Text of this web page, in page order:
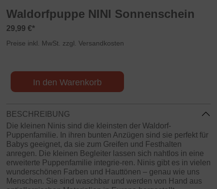
Waldorfpuppe NINI Sonnenschein
29,99 €*
Preise inkl. MwSt. zzgl. Versandkosten
In den Warenkorb
BESCHREIBUNG
Die kleinen Ninis sind die kleinsten der Waldorf-
Puppenfamilie. In ihren bunten Anzügen sind sie perfekt für
Babys geeignet, da sie zum Greifen und Festhalten
anregen. Die kleinen Begleiter lassen sich nahtlos in eine
erweiterte Puppenfamilie integrie-ren. Ninis gibt es in vielen
wunderschönen Farben und Hauttönen – genau wie uns
Menschen. Sie sind waschbar und werden von Hand aus